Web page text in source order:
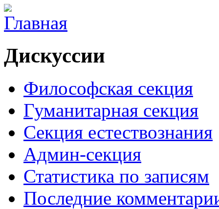
Дискуссии
Философская секция
Гуманитарная секция
Секция естествознания
Админ-секция
Статистика по записям
Последние